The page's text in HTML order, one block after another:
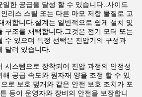
한 공급을 달성 할 수 있습니다.. 사이드
리스 스틸 또는 다른 마모 저항 물질로 고
처합니다.설계는 일반적으로 쉽게 설치 및
구조를 채택합니다.그것은 전기 모터 또는
수 있으며 특정 선택은 진압기의 구성과
달려 있습니다.
시스템으로 장착되어 진압 과정의 안정성
공급 속도와 원자재 양을 조정 할 수 있
로 보호 덮개와 같은 안전 보호 조치가 포
등이 운영자와 장비의 안전을 보장합니